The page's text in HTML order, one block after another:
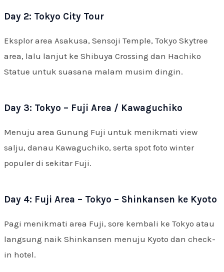
Day 2: Tokyo City Tour
Eksplor area Asakusa, Sensoji Temple, Tokyo Skytree
area, lalu lanjut ke Shibuya Crossing dan Hachiko
Statue untuk suasana malam musim dingin.
Day 3: Tokyo – Fuji Area / Kawaguchiko
Menuju area Gunung Fuji untuk menikmati view
salju, danau Kawaguchiko, serta spot foto winter
populer di sekitar Fuji.
Day 4: Fuji Area – Tokyo – Shinkansen ke Kyoto
Pagi menikmati area Fuji, sore kembali ke Tokyo atau
langsung naik Shinkansen menuju Kyoto dan check-
in hotel.